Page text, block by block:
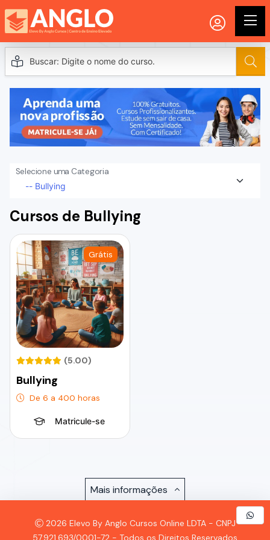
Selecione uma Categoria
Cursos de Bullying
Grátis
(5.00)
Bullying
De 6 a 400 horas
Matricule-se
Mais informações
2026 Elevo By Anglo Cursos Online LDTA - CNPJ
57.921.693/0001-72 - Todos os Direitos Reservados